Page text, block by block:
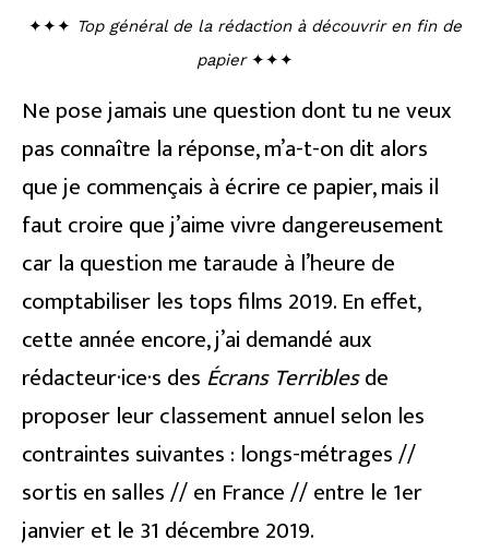
✦✦✦ Top général de la rédaction à découvrir en fin de
papier ✦✦✦
Ne pose jamais une question dont tu ne veux
pas connaître la réponse, m’a-t-on dit alors
que je commençais à écrire ce papier, mais il
faut croire que j’aime vivre dangereusement
car la question me taraude à l’heure de
comptabiliser les tops films 2019. En effet,
cette année encore, j’ai demandé aux
rédacteur·ice·s des Écrans Terriblesde
proposer leur classement annuel selon les
contraintes suivantes : longs-métrages //
sortis en salles // en France // entre le 1er
janvier et le 31 décembre 2019.